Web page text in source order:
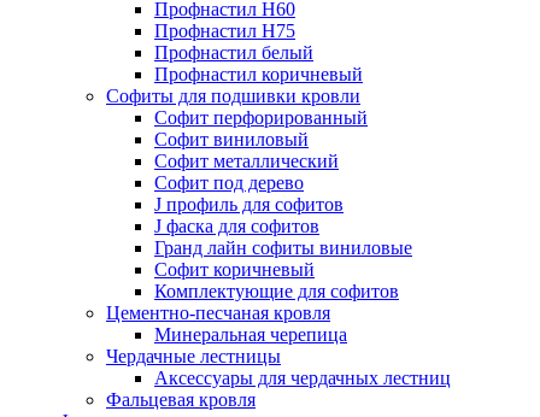
Профнастил Н60
Профнастил Н75
Профнастил белый
Профнастил коричневый
Софиты для подшивки кровли
Cофит перфорированный
Софит виниловый
Софит металлический
Софит под дерево
J профиль для софитов
J фаска для софитов
Гранд лайн софиты виниловые
Софит коричневый
Комплектующие для софитов
Цементно-песчаная кровля
Минеральная черепица
Чердачные лестницы
Аксессуары для чердачных лестниц
Фальцевая кровля